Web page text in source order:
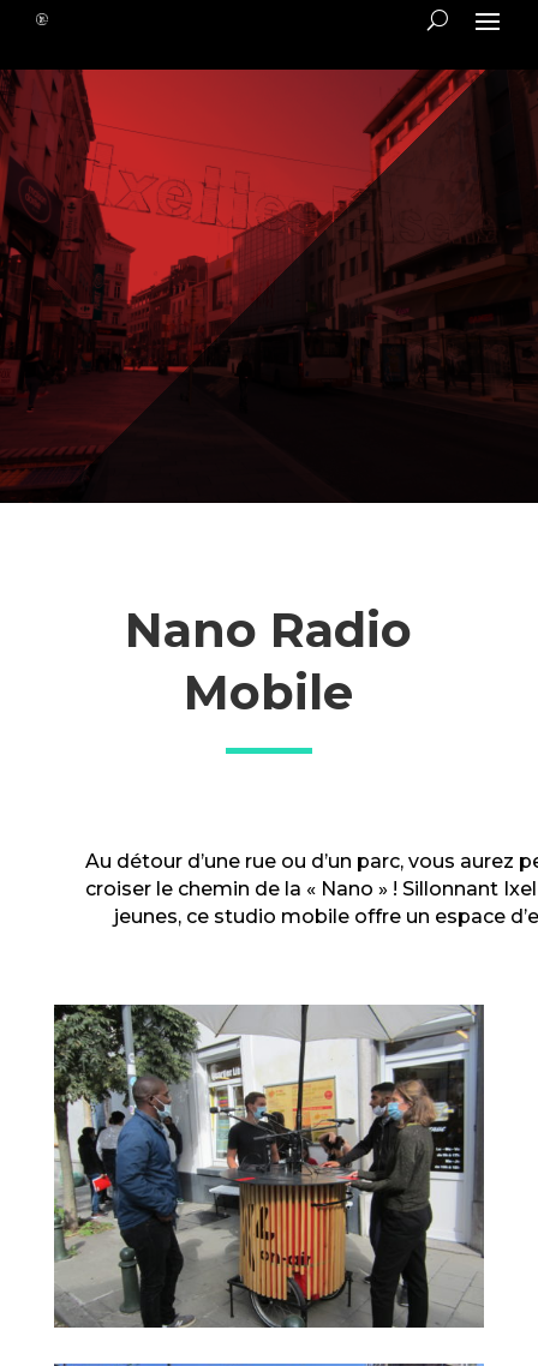
Nano Radio
Mobile
Au détour d’une rue ou d’un parc, vous aurez
croiser le chemin de la « Nano » ! Sillonnant
jeunes, ce studio mobile offre un espace